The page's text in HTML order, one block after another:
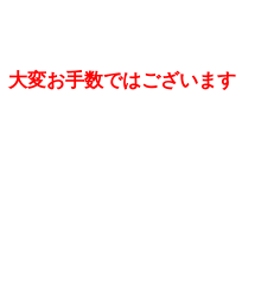
大変お手数ではございます